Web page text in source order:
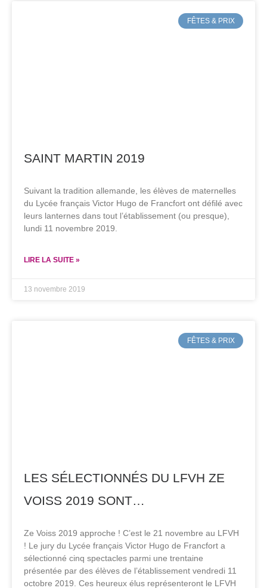
FÊTES & PRIX
SAINT MARTIN 2019
Suivant la tradition allemande, les élèves de maternelles
du Lycée français Victor Hugo de Francfort ont défilé avec
leurs lanternes dans tout l’établissement (ou presque),
lundi 11 novembre 2019.
LIRE LA SUITE »
13 novembre 2019
FÊTES & PRIX
LES SÉLECTIONNÉS DU LFVH ZE
VOISS 2019 SONT…
Ze Voiss 2019 approche ! C’est le 21 novembre au LFVH
! Le jury du Lycée français Victor Hugo de Francfort a
sélectionné cinq spectacles parmi une trentaine
présentée par des élèves de l’établissement vendredi 11
octobre 2019. Ces heureux élus représenteront le LFVH